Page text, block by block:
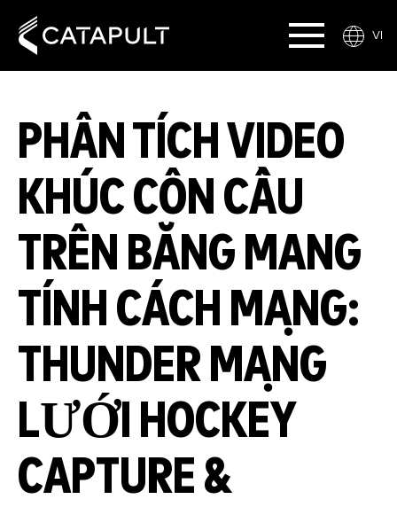
VI
PHÂN TÍCH VIDEO
KHÚC CÔN CẦU
TRÊN BĂNG MANG
TÍNH CÁCH MẠNG:
THUNDER MẠNG
LƯỚI HOCKEY
CAPTURE &